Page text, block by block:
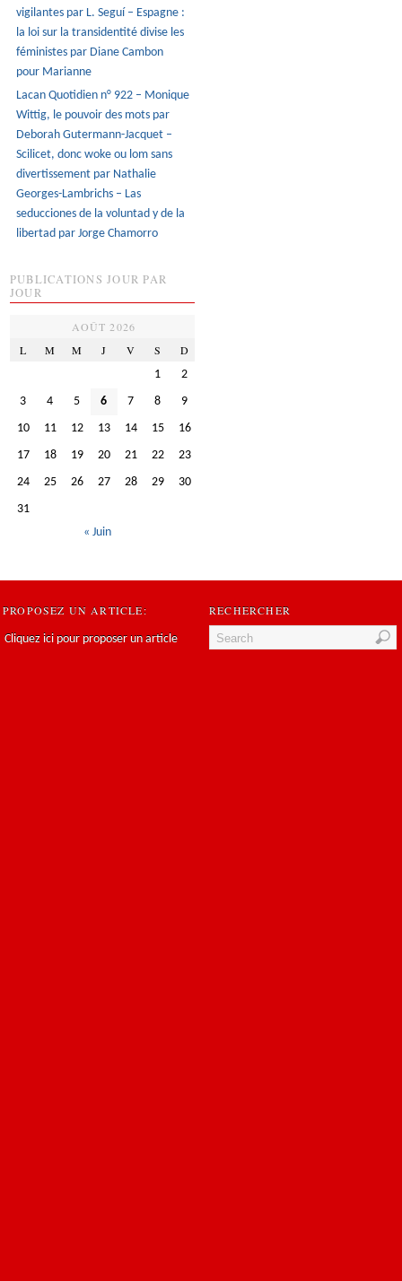
vigilantes par L. Seguí – Espagne :
la loi sur la transidentité divise les
féministes par Diane Cambon
pour Marianne
Lacan Quotidien n° 922 – Monique
Wittig, le pouvoir des mots par
Deborah Gutermann-Jacquet –
Scilicet, donc woke ou lom sans
divertissement par Nathalie
Georges-Lambrichs – Las
seducciones de la voluntad y de la
libertad par Jorge Chamorro
PUBLICATIONS JOUR PAR
JOUR
AOÛT 2026
L
M M J V S D
1
2
3
4 5 6 7 8
9
10
11 12 13 14 15
16
17
18 19 20 21 22
23
24
25 26 27 28 29
30
31
« Juin
PROPOSEZ UN ARTICLE:
Cliquez ici pour proposer un article
RECHERCHER